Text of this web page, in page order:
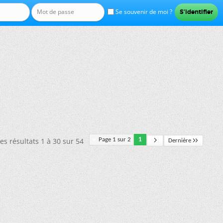
Se souvenir de moi ?
Page 1 sur 2 1 Dernière
résultats 1 à 30 sur 54